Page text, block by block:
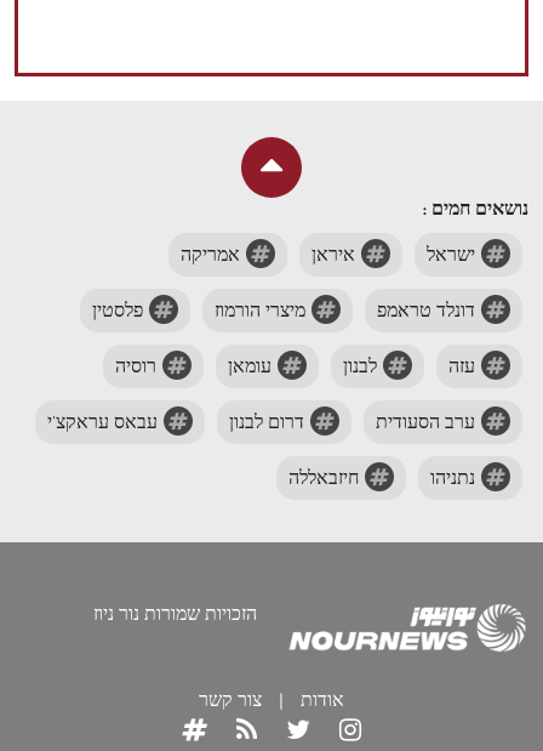
נושאים חמים :
ישראל איראן אמריקה
דונלד טראמפ מיצרי הורמוז פלסטין
עזה לבנון עומאן רוסיה
ערב הסעודית דרום לבנון עבאס עראקצ'י
נתניהו חיזבאללה
הזכויות שמורות נור ניוז
אודות צור קשר